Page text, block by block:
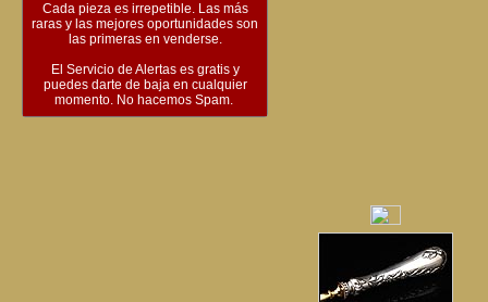
Cada pieza es irrepetible. Las más
raras y las mejores oportunidades son
las primeras en venderse.
El Servicio de Alertas es gratis y
puedes darte de baja en cualquier
momento. No hacemos Spam.